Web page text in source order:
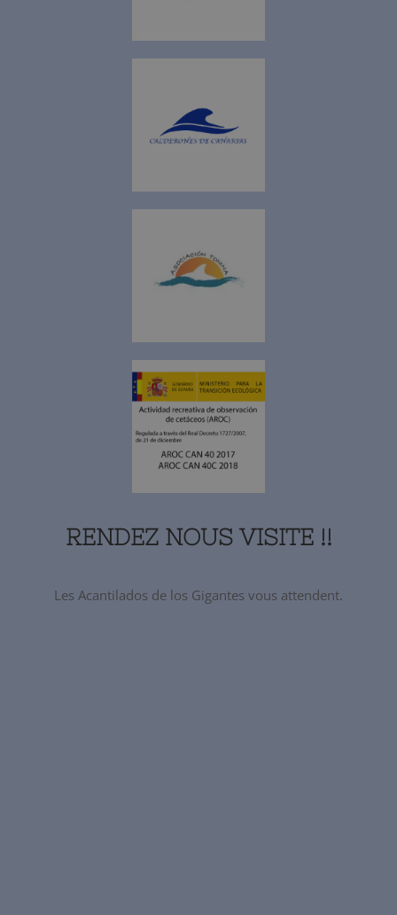
RENDEZ NOUS VISITE !!
Les Acantilados de los Gigantes vous attendent.